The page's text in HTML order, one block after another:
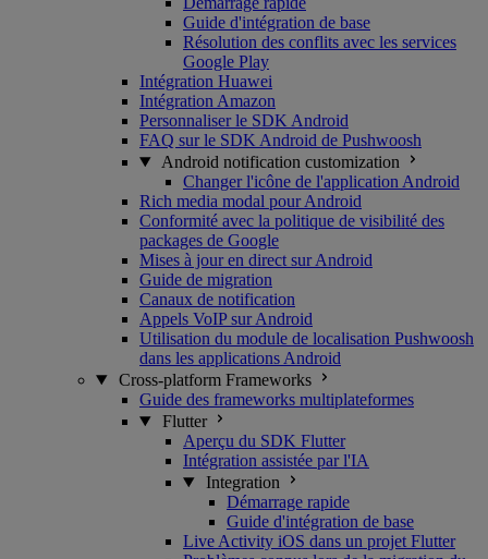
Guide d'intégration de base
Résolution des conflits avec les services
Google Play
Intégration Huawei
Intégration Amazon
Personnaliser le SDK Android
FAQ sur le SDK Android de Pushwoosh
Android notification customization
Changer l'icône de l'application Android
Rich media modal pour Android
Conformité avec la politique de visibilité des
packages de Google
Mises à jour en direct sur Android
Guide de migration
Canaux de notification
Appels VoIP sur Android
Utilisation du module de localisation Pushwoosh
dans les applications Android
Cross-platform Frameworks
Guide des frameworks multiplateformes
Flutter
Aperçu du SDK Flutter
Intégration assistée par l'IA
Integration
Démarrage rapide
Guide d'intégration de base
Live Activity iOS dans un projet Flutter